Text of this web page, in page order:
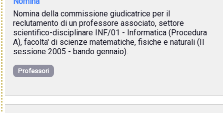
Nomina della commissione giudicatrice per il
reclutamento di un professore associato, settore
scientifico-disciplinare INF/01 - Informatica (Procedura
A), facolta' di scienze matematiche, fisiche e naturali (II
sessione 2005 - bando gennaio).
Professori